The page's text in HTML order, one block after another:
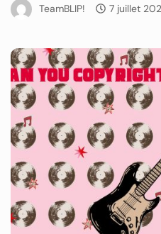
TeamBLIP! 7 juillet